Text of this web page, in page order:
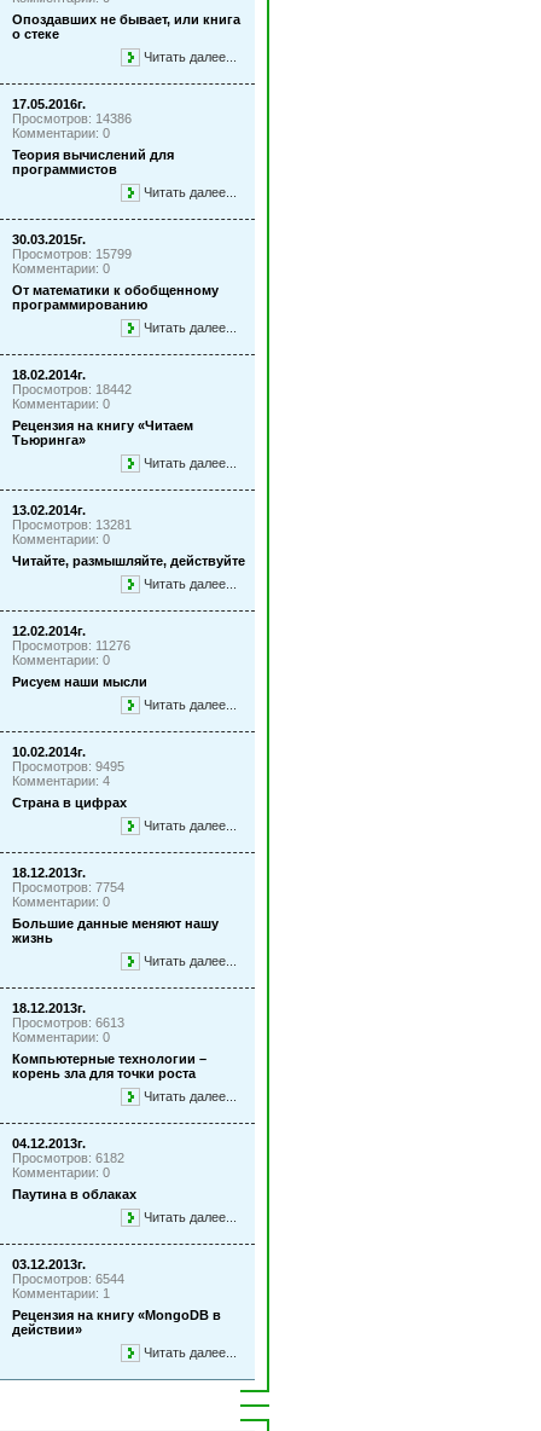
Опоздавших не бывает, или книга
о стеке
Читать далее...
17.05.2016г.
Просмотров: 14386
Комментарии: 0
Теория вычислений для
программистов
Читать далее...
30.03.2015г.
Просмотров: 15799
Комментарии: 0
От математики к обобщенному
программированию
Читать далее...
18.02.2014г.
Просмотров: 18442
Комментарии: 0
Рецензия на книгу «Читаем
Тьюринга»
Читать далее...
13.02.2014г.
Просмотров: 13281
Комментарии: 0
Читайте, размышляйте, действуйте
Читать далее...
12.02.2014г.
Просмотров: 11276
Комментарии: 0
Рисуем наши мысли
Читать далее...
10.02.2014г.
Просмотров: 9495
Комментарии: 4
Страна в цифрах
Читать далее...
18.12.2013г.
Просмотров: 7754
Комментарии: 0
Большие данные меняют нашу
жизнь
Читать далее...
18.12.2013г.
Просмотров: 6613
Комментарии: 0
Компьютерные технологии –
корень зла для точки роста
Читать далее...
04.12.2013г.
Просмотров: 6182
Комментарии: 0
Паутина в облаках
Читать далее...
03.12.2013г.
Просмотров: 6544
Комментарии: 1
Рецензия на книгу «MongoDB в
действии»
Читать далее...